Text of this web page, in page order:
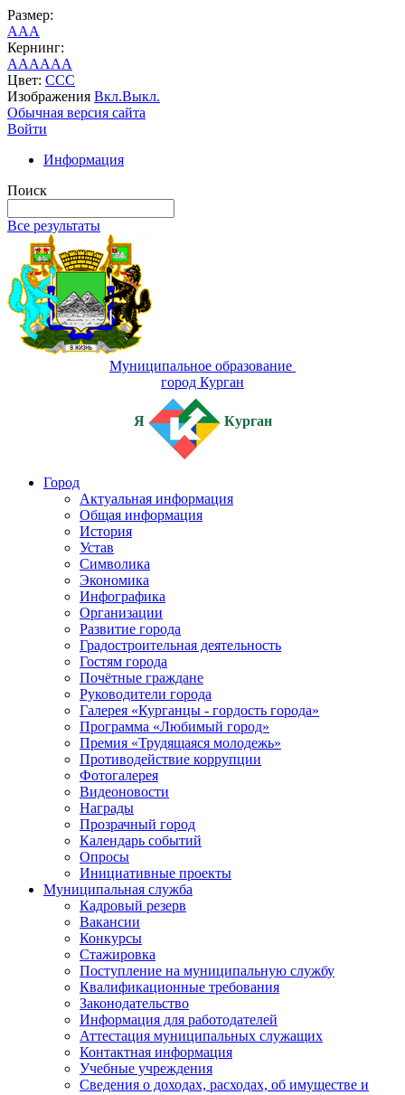
Размер:
AAA
Кернинг:
AAAAAA
Цвет: CCC
Изображения Вкл.Выкл.
Обычная версия сайта
Войти
Информация
Поиск
Все результаты
Муниципальное образование
город Курган
Я Курган
Город
Актуальная информация
Общая информация
История
Устав
Символика
Экономика
Инфографика
Организации
Развитие города
Градостроительная деятельность
Гостям города
Почётные граждане
Руководители города
Галерея «Курганцы - гордость города»
Программа «Любимый город»
Премия «Трудящаяся молодежь»
Противодействие коррупции
Фотогалерея
Видеоновости
Награды
Прозрачный город
Календарь событий
Опросы
Инициативные проекты
Муниципальная служба
Кадровый резерв
Вакансии
Конкурсы
Стажировка
Поступление на муниципальную службу
Квалификационные требования
Законодательство
Информация для работодателей
Аттестация муниципальных служащих
Контактная информация
Учебные учреждения
Сведения о доходах, расходах, об имуществе и